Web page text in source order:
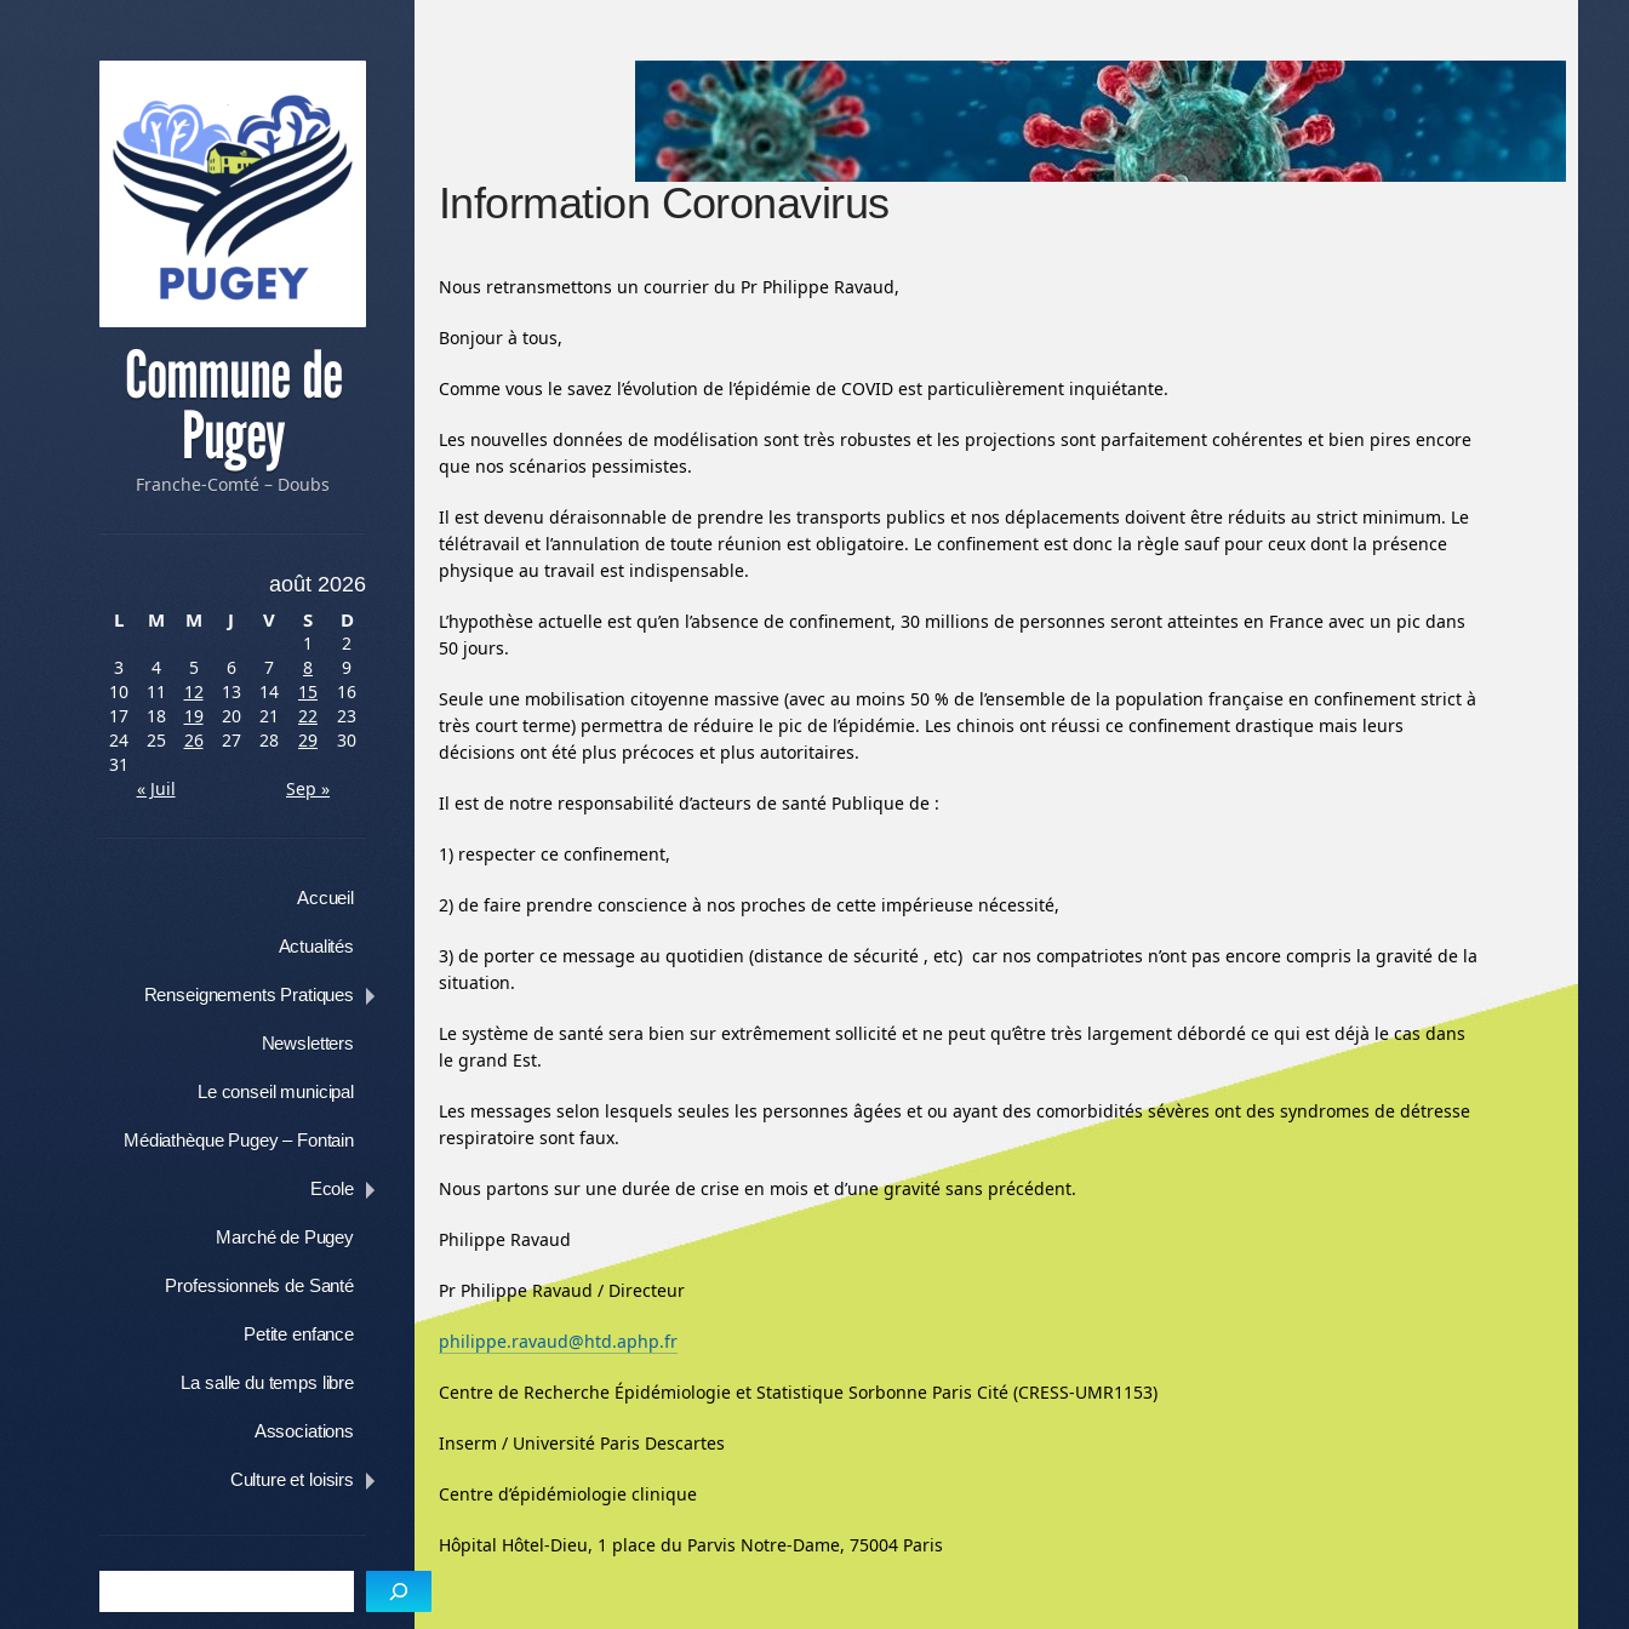
Commune de
Pugey
Franche-Comté – Doubs
août 2026
L
M M J V S D
1
2
3
4 5 6 7 8
9
10
11 12 13 14 15
16
17
18 19 20 21 22
23
24
25 26 27 28 29
30
31
« Juil
Sep »
Accueil
Actualités
Renseignements Pratiques
Newsletters
Le conseil municipal
Médiathèque Pugey – Fontain
Ecole
Marché de Pugey
Professionnels de Santé
Petite enfance
La salle du temps libre
Associations
Culture et loisirs
Information Coronavirus
Nous retransmettons un courrier du Pr Philippe Ravaud,
Bonjour à tous,
Comme vous le savez l’évolution de l’épidémie de COVID est particulièrement inquiétante.
Les nouvelles données de modélisation sont très robustes et les projections sont parfaitement cohérentes et bien pires encore
que nos scénarios pessimistes.
Il est devenu déraisonnable de prendre les transports publics et nos déplacements doivent être réduits au strict minimum. Le
télétravail et l’annulation de toute réunion est obligatoire. Le confinement est donc la règle sauf pour ceux dont la présence
physique au travail est indispensable.
L’hypothèse actuelle est qu’en l’absence de confinement, 30 millions de personnes seront atteintes en France avec un pic dans
50 jours.
Seule une mobilisation citoyenne massive (avec au moins 50 % de l’ensemble de la population française en confinement strict à
très court terme) permettra de réduire le pic de l’épidémie. Les chinois ont réussi ce confinement drastique mais leurs
décisions ont été plus précoces et plus autoritaires.
Il est de notre responsabilité d’acteurs de santé Publique de :
1) respecter ce confinement,
2) de faire prendre conscience à nos proches de cette impérieuse nécessité,
3) de porter ce message au quotidien (distance de sécurité , etc) car nos compatriotes n’ont pas encore compris la gravité de la
situation.
Le système de santé sera bien sur extrêmement sollicité et ne peut qu’être très largement débordé ce qui est déjà le cas dans
le grand Est.
Les messages selon lesquels seules les personnes âgées et ou ayant des comorbidités sévères ont des syndromes de détresse
respiratoire sont faux.
Nous partons sur une durée de crise en mois et d’une gravité sans précédent.
Philippe Ravaud
Pr Philippe Ravaud / Directeur
philippe.ravaud@htd.aphp.fr
Centre de Recherche Épidémiologie et Statistique Sorbonne Paris Cité (CRESS-UMR1153)
Inserm / Université Paris Descartes
Centre d’épidémiologie clinique
Hôpital Hôtel-Dieu, 1 place du Parvis Notre-Dame, 75004 Paris